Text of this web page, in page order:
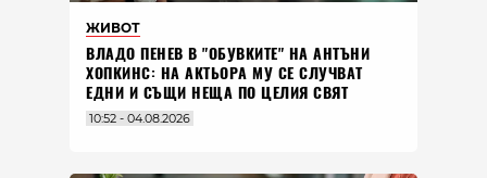
ЖИВОТ
ВЛАДO ПЕНЕВ В "ОБУВКИТЕ" НА АНТЪНИ
ХОПКИНС: НА АКТЬОРА МУ СЕ СЛУЧВАТ
ЕДНИ И СЪЩИ НЕЩА ПО ЦЕЛИЯ СВЯТ
10:52 - 04.08.2026